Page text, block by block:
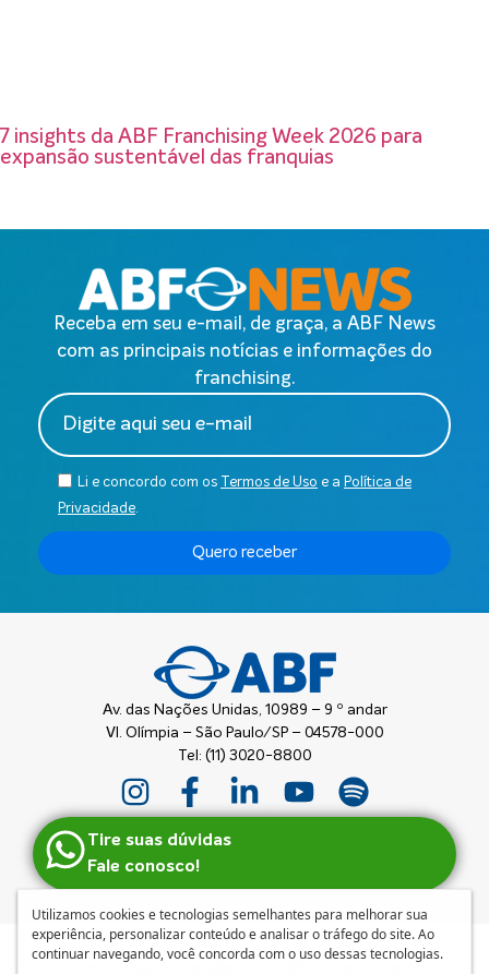
7 insights da ABF Franchising Week 2026 para
expansão sustentável das franquias
Receba em seu e-mail, de graça, a ABF News
com as principais notícias e informações do
franchising.
Li e concordo com os Termos de Uso e a Política de
Privacidade.
Quero receber
Av. das Nações Unidas, 10989 – 9 º andar
Vl. Olímpia – São Paulo/SP – 04578-000
Tel: (11) 3020-8800
Tire suas dúvidas
Fale conosco!
|Guia de Franquias ABF Política de privacidade e
Utilizamos cookies e tecnologias semelhantes para melhorar sua
experiência, personalizar conteúdo e analisar o tráfego do site. Ao
continuar navegando, você concorda com o uso dessas tecnologias.